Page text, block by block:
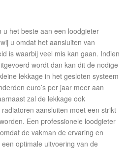
u het beste aan een loodgieter
u omdat het aansluiten van
is waarbij veel mis kan gaan. Indien
wordt dan kan dit de nodige
lekkage in het gesloten systeem
euro’s per jaar meer aan
zal de lekkage ook
aansluiten moet een strikt
Een professionele loodgieter
de vakman de ervaring en
optimale uitvoering van de